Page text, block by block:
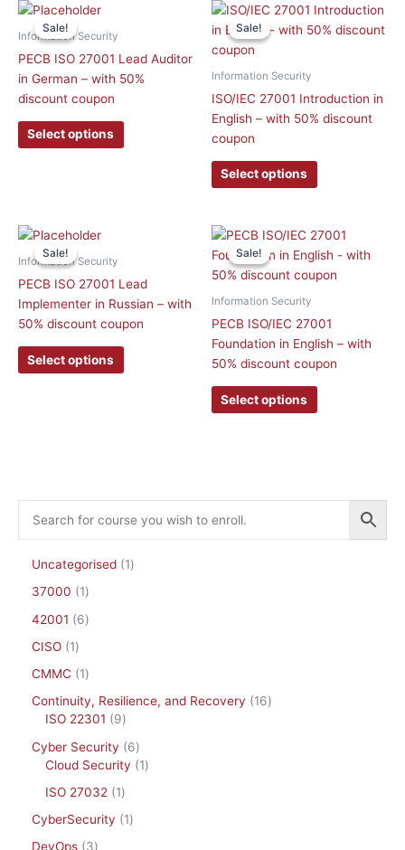
Sale!
Sale!
Information Security
PECB ISO 27001 Lead Auditor
in German – with 50%
discount coupon
Select options
multiple
may
Sale!
Sale!
Information Security
ISO/IEC 27001 Introduction in
English – with 50% discount
coupon
Select options
This
product
chosen
the
product
Sale!
Sale!
Information Security
PECB ISO 27001 Lead
Implementer in Russian – with
50% discount coupon
Select options
multiple
The
may
Sale!
Sale!
Information Security
PECB ISO/IEC 27001
Foundation in English – with
50% discount coupon
Select options
This
product
has
may
chosen
Uncategorised
1
37000
1
42001
6
CISO
1
CMMC
1
Continuity, Resilience, and Recovery
16
ISO 22301
9
Cyber Security
6
Cloud Security
1
ISO 27032
1
CyberSecurity
1
DevOps
3